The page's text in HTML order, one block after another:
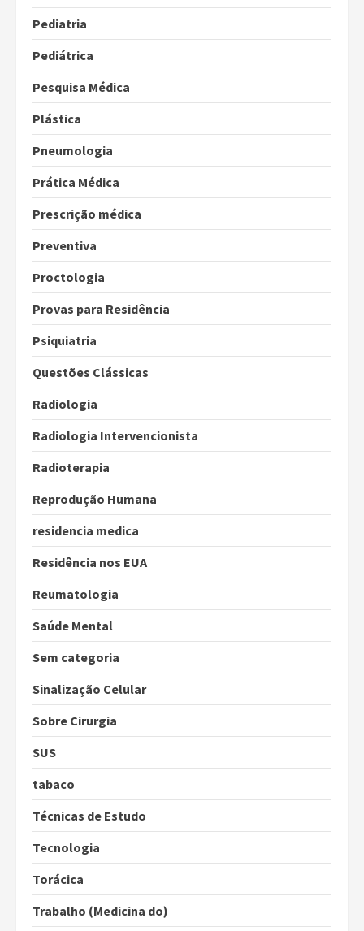
Pediatria
Pediátrica
Pesquisa Médica
Plástica
Pneumologia
Prática Médica
Prescrição médica
Preventiva
Proctologia
Provas para Residência
Psiquiatria
Questões Clássicas
Radiologia
Radiologia Intervencionista
Radioterapia
Reprodução Humana
residencia medica
Residência nos EUA
Reumatologia
Saúde Mental
Sem categoria
Sinalização Celular
Sobre Cirurgia
SUS
tabaco
Técnicas de Estudo
Tecnologia
Torácica
Trabalho (Medicina do)